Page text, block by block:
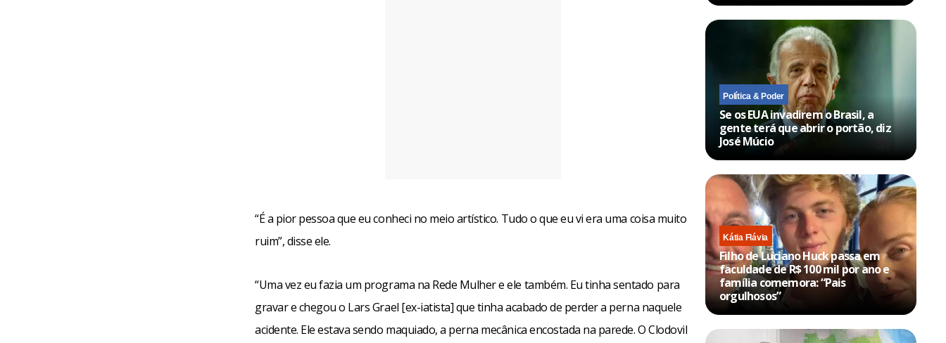
“É a pior pessoa que eu conheci no meio artístico. Tudo o que eu vi era uma coisa muito
ruim”, disse ele.
“Uma vez eu fazia um programa na Rede Mulher e ele também. Eu tinha sentado para
gravar e chegou o Lars Grael [ex-iatista] que tinha acabado de perder a perna naquele
acidente. Ele estava sendo maquiado, a perna mecânica encostada na parede. O Clodovil
Política & Poder
Se os EUA invadirem o Brasil, a
gente terá que abrir o portão, diz
José Múcio
Kátia Flávia
Filho de Luciano Huck passa em
faculdade de R$ 100 mil por ano e
família comemora: “Pais
orgulhosos”